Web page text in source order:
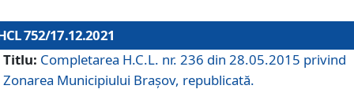
752/17.12.2021
Titlu: Completarea H.C.L. nr. 236 din 28.05.2015 privind
Zonarea Municipiului Braşov, republicată.